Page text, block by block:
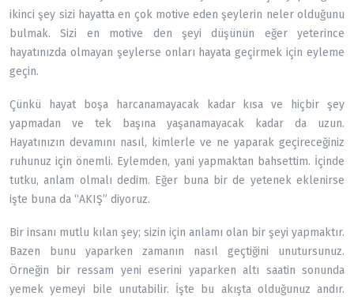
ikinci şey sizi hayatta en çok motive eden şeylerin neler olduğunu
bulmak. Sizi en motive den şeyi düşünün eğer yeterince
hayatınızda olmayan şeylerse onları hayata geçirmek için eyleme
geçin.
Çünkü hayat boşa harcanamayacak kadar kısa ve hiçbir şey
yapmadan ve tek başına yaşanamayacak kadar da uzun.
Hayatınızın devamını nasıl, kimlerle ve ne yaparak geçireceğiniz
ruhunuz için önemli. Eylemden, yani yapmaktan bahsettim. İçinde
tutku, anlam olmalı dedim. Eğer buna bir de yetenek eklenirse
işte buna da “AKIŞ” diyoruz.
Bir insanı mutlu kılan şey; sizin için anlamı olan bir şeyi yapmaktır.
Bazen bunu yaparken zamanın nasıl geçtiğini unutursunuz.
Örneğin bir ressam yeni eserini yaparken altı saatin sonunda
yemek yemeyi bile unutabilir. İşte bu akışta olduğunuz andır.